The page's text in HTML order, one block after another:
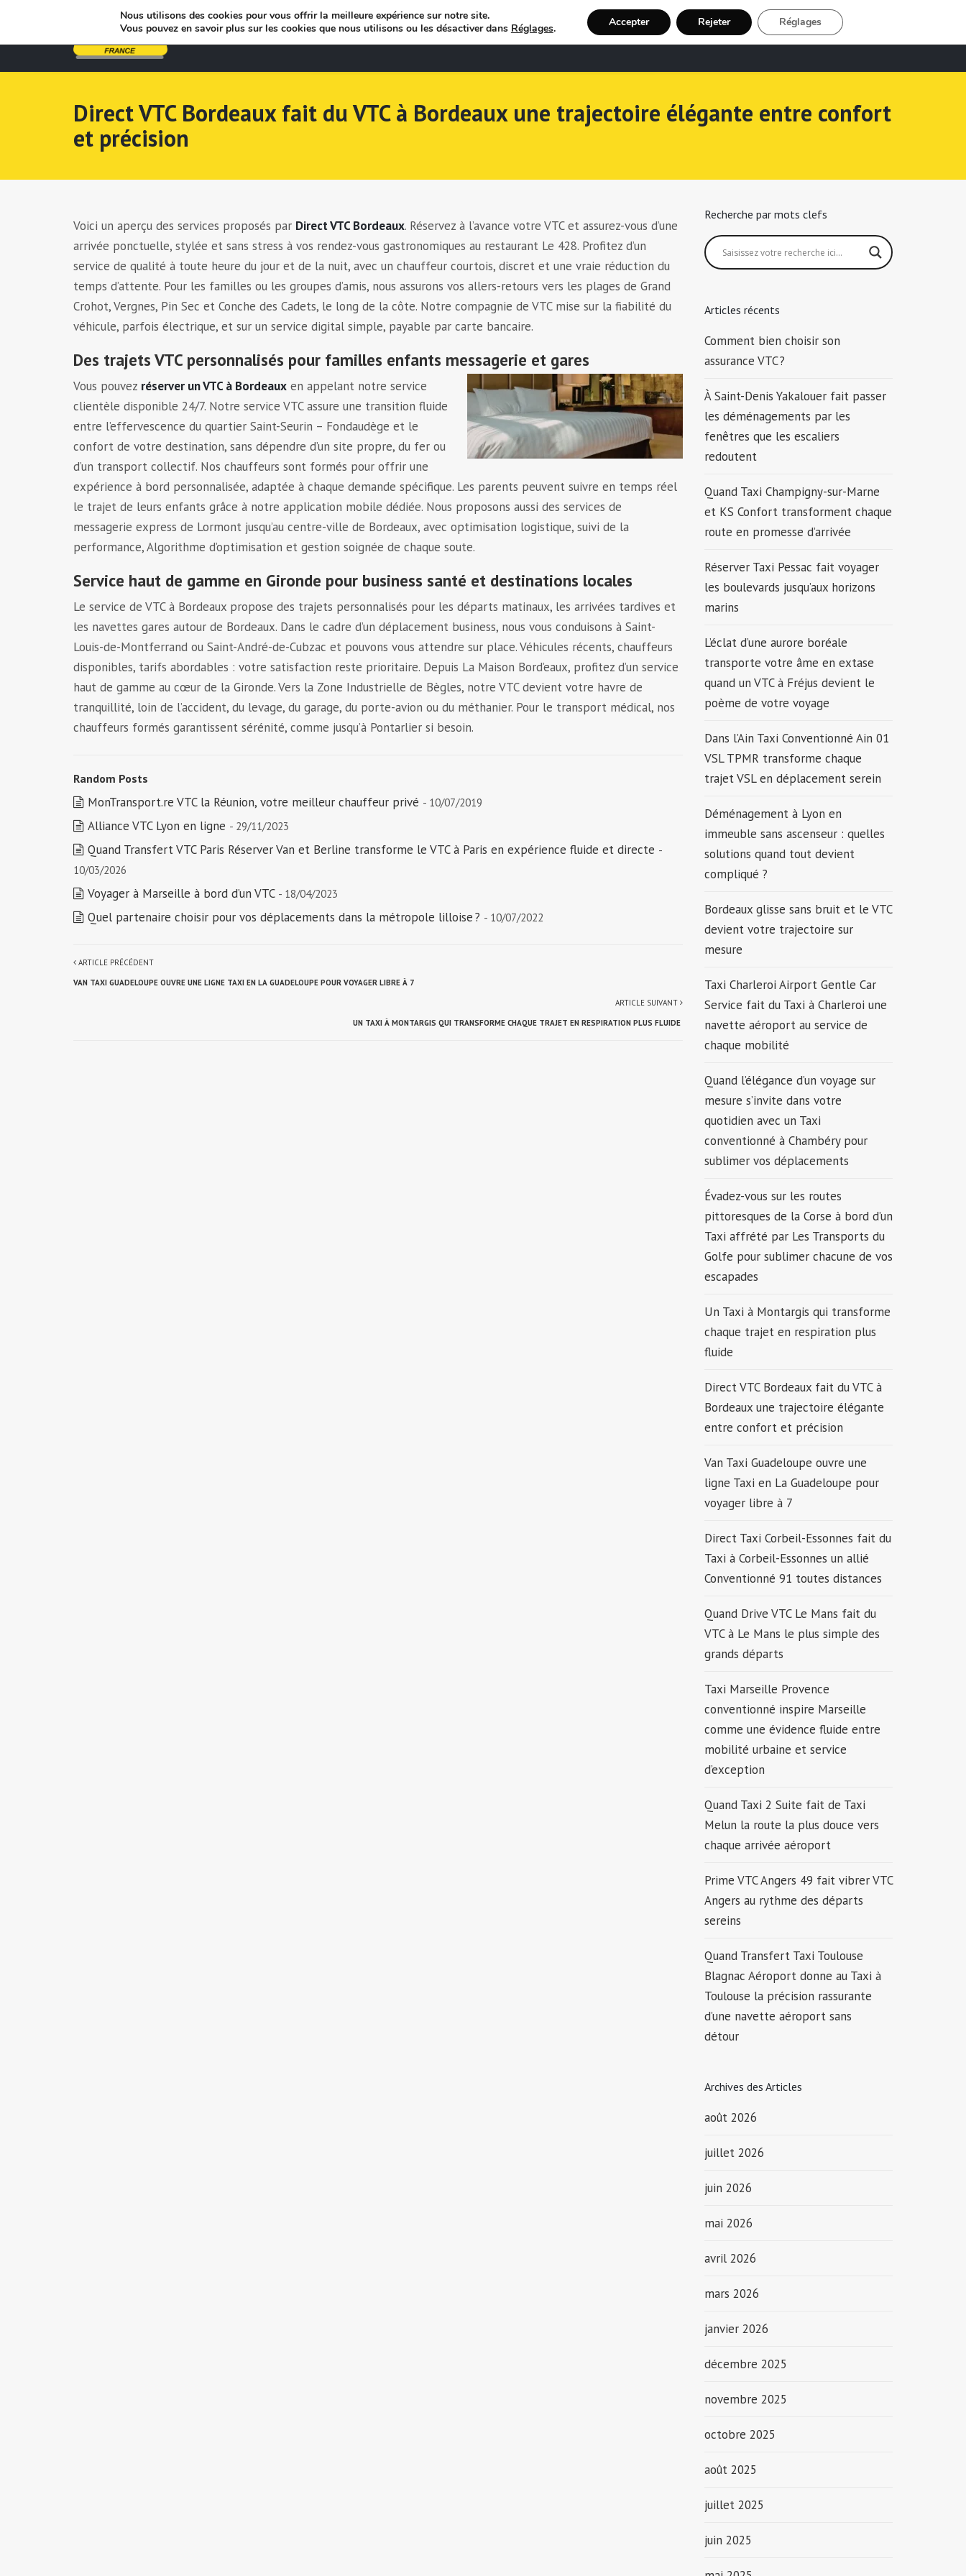
Bienvenue Recherche Chauffeur Taxi Inscription
Direct VTC Bordeaux fait du VTC à Bordeaux une trajectoire élégante entre confort
et précision
Voici un aperçu des services proposés par Direct VTC Bordeaux. Réservez à l’avance votre VTC et assurez-vous d’une
arrivée ponctuelle, stylée et sans stress à vos rendez-vous gastronomiques au restaurant Le 428. Profitez d’un
service de qualité à toute heure du jour et de la nuit, avec un chauffeur courtois, discret et une vraie réduction du
temps d’attente. Pour les familles ou les groupes d’amis, nous assurons vos allers-retours vers les plages de Grand
Crohot, Vergnes, Pin Sec et Conche des Cadets, le long de la côte. Notre compagnie de VTC mise sur la fiabilité du
véhicule, parfois électrique, et sur un service digital simple, payable par carte bancaire.
Des trajets VTC personnalisés pour familles enfants messagerie et gares
Vous pouvez réserver un VTC à Bordeaux en appelant notre service
clientèle disponible 24/7. Notre service VTC assure une transition fluide
entre l’effervescence du quartier Saint-Seurin – Fondaudège et le
confort de votre destination, sans dépendre d’un site propre, du fer ou
d’un transport collectif. Nos chauffeurs sont formés pour offrir une
expérience à bord personnalisée, adaptée à chaque demande spécifique. Les parents peuvent suivre en temps réel
le trajet de leurs enfants grâce à notre application mobile dédiée. Nous proposons aussi des services de
messagerie express de Lormont jusqu’au centre-ville de Bordeaux, avec optimisation logistique, suivi de la
performance, Algorithme d’optimisation et gestion soignée de chaque soute.
Service haut de gamme en Gironde pour business santé et destinations locales
Le service de VTC à Bordeaux propose des trajets personnalisés pour les départs matinaux, les arrivées tardives et
les navettes gares autour de Bordeaux. Dans le cadre d’un déplacement business, nous vous conduisons à Saint-
Louis-de-Montferrand ou Saint-André-de-Cubzac et pouvons vous attendre sur place. Véhicules récents, chauffeurs
disponibles, tarifs abordables : votre satisfaction reste prioritaire. Depuis La Maison Bord’eaux, profitez d’un service
haut de gamme au cœur de la Gironde. Vers la Zone Industrielle de Bègles, notre VTC devient votre havre de
tranquillité, loin de l’accident, du levage, du garage, du porte-avion ou du méthanier. Pour le transport médical, nos
chauffeurs formés garantissent sérénité, comme jusqu’à Pontarlier si besoin.
Random Posts
MonTransport.re VTC la Réunion, votre meilleur chauffeur privé - 10/07/2019
Alliance VTC Lyon en ligne - 29/11/2023
Quand Transfert VTC Paris Réserver Van et Berline transforme le VTC à Paris en expérience fluide et directe -
10/03/2026
Voyager à Marseille à bord d’un VTC - 18/04/2023
Quel partenaire choisir pour vos déplacements dans la métropole lilloise ? - 10/07/2022
ARTICLE PRÉCÉDENT
VAN TAXI GUADELOUPE OUVRE UNE LIGNE TAXI EN LA GUADELOUPE POUR VOYAGER LIBRE À 7
ARTICLE SUIVANT
UN TAXI À MONTARGIS QUI TRANSFORME CHAQUE TRAJET EN RESPIRATION PLUS FLUIDE
Recherche par mots clefs
Articles récents
Comment bien choisir son
assurance VTC ?
À Saint-Denis Yakalouer fait passer
les déménagements par les
fenêtres que les escaliers
redoutent
Quand Taxi Champigny-sur-Marne
et KS Confort transforment chaque
route en promesse d’arrivée
Réserver Taxi Pessac fait voyager
les boulevards jusqu’aux horizons
marins
L’éclat d’une aurore boréale
transporte votre âme en extase
quand un VTC à Fréjus devient le
poème de votre voyage
Dans l’Ain Taxi Conventionné Ain 01
VSL TPMR transforme chaque
trajet VSL en déplacement serein
Déménagement à Lyon en
immeuble sans ascenseur : quelles
solutions quand tout devient
compliqué ?
Bordeaux glisse sans bruit et le VTC
devient votre trajectoire sur
mesure
Taxi Charleroi Airport Gentle Car
Service fait du Taxi à Charleroi une
navette aéroport au service de
chaque mobilité
Quand l’élégance d’un voyage sur
mesure s’invite dans votre
quotidien avec un Taxi
conventionné à Chambéry pour
sublimer vos déplacements
Évadez-vous sur les routes
pittoresques de la Corse à bord d’un
Taxi affrété par Les Transports du
Golfe pour sublimer chacune de vos
escapades
Un Taxi à Montargis qui transforme
chaque trajet en respiration plus
fluide
Direct VTC Bordeaux fait du VTC à
Bordeaux une trajectoire élégante
entre confort et précision
Van Taxi Guadeloupe ouvre une
ligne Taxi en La Guadeloupe pour
voyager libre à 7
Direct Taxi Corbeil-Essonnes fait du
Taxi à Corbeil-Essonnes un allié
Conventionné 91 toutes distances
Quand Drive VTC Le Mans fait du
VTC à Le Mans le plus simple des
grands départs
Taxi Marseille Provence
conventionné inspire Marseille
comme une évidence fluide entre
mobilité urbaine et service
d’exception
Quand Taxi 2 Suite fait de Taxi
Melun la route la plus douce vers
chaque arrivée aéroport
Prime VTC Angers 49 fait vibrer VTC
Angers au rythme des départs
sereins
Quand Transfert Taxi Toulouse
Blagnac Aéroport donne au Taxi à
Toulouse la précision rassurante
d’une navette aéroport sans
détour
Archives des Articles
août 2026
juillet 2026
juin 2026
mai 2026
avril 2026
mars 2026
janvier 2026
décembre 2025
novembre 2025
octobre 2025
août 2025
juillet 2025
juin 2025
Nous utilisons des cookies pour vous offrir la meilleure expérience sur notre site.
Vous pouvez en savoir plus sur les cookies que nous utilisons ou les désactiver dans Réglages. Accepter Rejeter Réglages